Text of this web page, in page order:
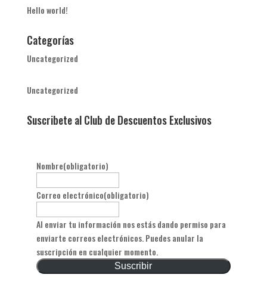
Hello world!
Categorías
Uncategorized
Uncategorized
Suscribete al Club de Descuentos Exclusivos
Nombre(obligatorio)
Correo electrónico(obligatorio)
Al enviar tu información nos estás dando permiso para
enviarte correos electrónicos. Puedes anular la
suscripción en cualquier momento.
Suscribir